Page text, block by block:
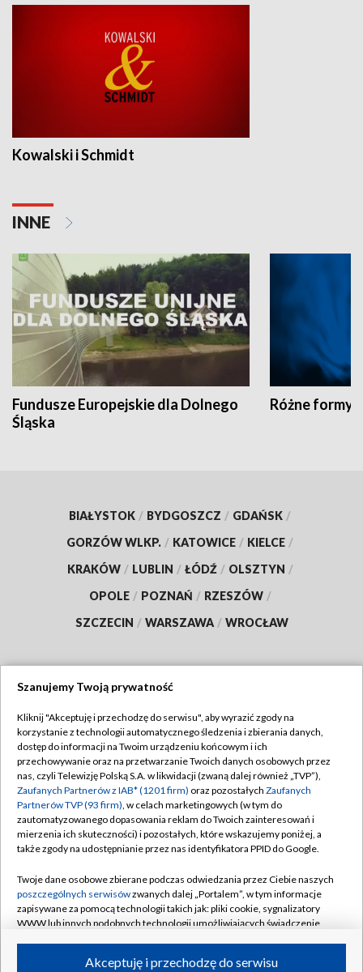
Kowalski i Schmidt
INNE
Fundusze Europejskie dla Dolnego
Śląska
Różne formy
BIAŁYSTOK / BYDGOSZCZ / GDAŃSK /
GORZÓW WLKP. / KATOWICE / KIELCE /
KRAKÓW / LUBLIN / ŁÓDŹ / OLSZTYN /
OPOLE / POZNAŃ / RZESZÓW /
SZCZECIN / WARSZAWA / WROCŁAW
TVP
Abonament TVP
Emisja w TVP
Centrum informacji TVP
Naziemna Telewizja Cyfrowa
Rada Programowa
System NOS
Informacje o nadawcy
Regulamin TVP
Polityka prywatności
Moje zgody
Pomoc
Kontakt
Kanały
Szanujemy Twoją prywatność
Kliknij "Akceptuję i przechodzę do serwisu", aby wyrazić zgody na
korzystanie z technologii automatycznego śledzenia i zbierania danych,
dostęp do informacji na Twoim urządzeniu końcowym i ich
przechowywanie oraz na przetwarzanie Twoich danych osobowych przez
nas, czyli Telewizję Polską S.A. w likwidacji (zwaną dalej również „TVP”),
Zaufanych Partnerów z IAB* (1201 firm) oraz pozostałych Zaufanych
Partnerów TVP (93 firm), w celach marketingowych (w tym do
zautomatyzowanego dopasowania reklam do Twoich zainteresowań i
mierzenia ich skuteczności) i pozostałych, które wskazujemy poniżej, a
także zgody na udostępnianie przez nas identyfikatora PPID do Google.
Twoje dane osobowe zbierane podczas odwiedzania przez Ciebie naszych
poszczególnych serwisówzwanych dalej „Portalem”, w tym informacje
zapisywane za pomocą technologii takich jak: pliki cookie, sygnalizatory
WWW lub innych podobnych technologii umożliwiających świadczenie
ruchu w Internecie.Akceptuję i przechodzę do serwisu